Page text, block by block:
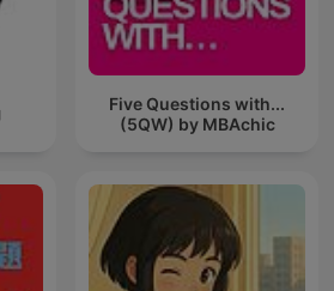
Five Questions with...
(5QW) by MBAchic